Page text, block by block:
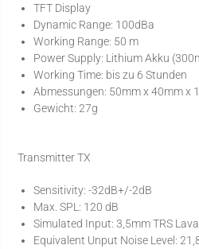
TFT Display
Dynamic Range: 100dBa
Working Range: 50 m
Power Supply: Lithium Akku
Working Time: bis zu 6 Stunden
Abmessungen: 50mm x 40mm x
Gewicht: 27g
Transmitter TX
Sensitivity: -32dB+/-2dB
Max. SPL: 120 dB
Simulated Input: 3,5mm TRS
Equivalent Unput Noise Level: